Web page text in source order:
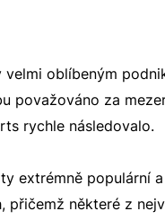
oblíbeným
považováno za
rychle následovalo.
extrémně populární
přičemž některé z